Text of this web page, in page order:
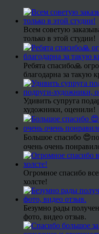
Всем советую
только в этой студии!
Ребята спасибо🙏
благодарна за такую
Удивить супруга
художники, оценили!
Большое спасибо
очень очень
Огромное спасибо
холсте!
Безумно рады
фото, видео отзыв.